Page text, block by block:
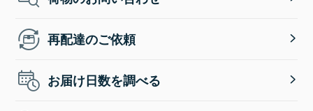
再配達のご依頼
お届け日数を調べる